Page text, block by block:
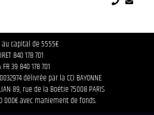
au capital de 5555€
840 178 701
FR 39 840 178 701
délivrée par la CCI BAYONNE
89, rue de la Boétie 75008 PARIS
000€ avec maniement de fonds.